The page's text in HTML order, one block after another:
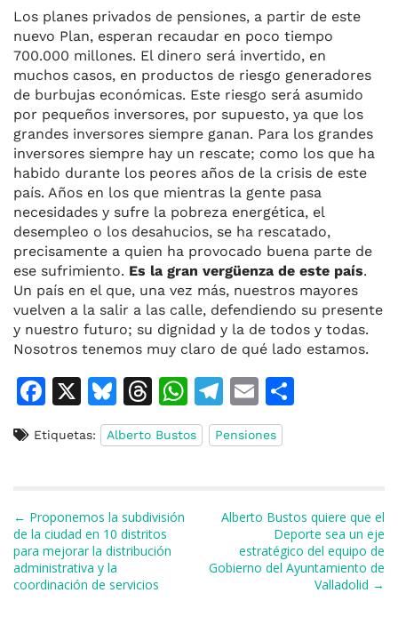
Los planes privados de pensiones, a partir de este
nuevo Plan, esperan recaudar en poco tiempo
700.000 millones. El dinero será invertido, en
muchos casos, en productos de riesgo generadores
de burbujas económicas. Este riesgo será asumido
por pequeños inversores, por supuesto, ya que los
grandes inversores siempre ganan. Para los grandes
inversores siempre hay un rescate; como los que ha
habido durante los peores años de la crisis de este
país. Años en los que mientras la gente pasa
necesidades y sufre la pobreza energética, el
desempleo o los desahucios, se ha rescatado,
precisamente a quien ha provocado buena parte de
ese sufrimiento. Es la gran vergüenza de este país.
Un país en el que, una vez más, nuestros mayores
vuelven a la salir a las calle, defendiendo su presente
y nuestro futuro; su dignidad y la de todos y todas.
Nosotros tenemos muy claro de qué lado estamos.
F
c
o
o
k
X
Bl
u
e
y
T
h
re
d
s
W
h
at
T
el
e
a
E
m
ai
ti
r
Etiquetas: Alberto Bustos Pensiones
Navegación de entradas
← Proponemos la subdivisión
de la ciudad en 10 distritos
para mejorar la distribución
administrativa y la
coordinación de servicios
Alberto Bustos quiere que el
Deporte sea un eje
estratégico del equipo de
Gobierno del Ayuntamiento de
Valladolid →